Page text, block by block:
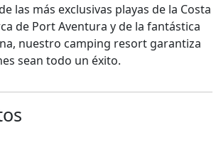
las más exclusivas playas de la Costa
de Port Aventura y de la fantástica
nuestro camping resort garantiza
sean todo un éxito.